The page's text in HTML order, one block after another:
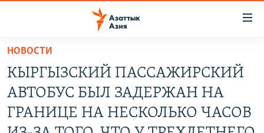
Вернуться
основному
содержанию
ВернутсяКЫРГЫЗСТАН
УЗБЕКИСТАН
ВОЙНА В УКРАИНЕ
НА ДРУГИХ ЯЗЫКАХ
НОВОСТИ
КЫРГЫЗСКИЙ ПАССАЖИРСКИЙ
АВТОБУС БЫЛ ЗАДЕРЖАН НА
ГРАНИЦЕ НА НЕСКОЛЬКО ЧАСОВ